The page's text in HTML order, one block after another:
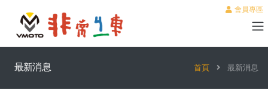
會員專區
最新消息 首頁 最新消息